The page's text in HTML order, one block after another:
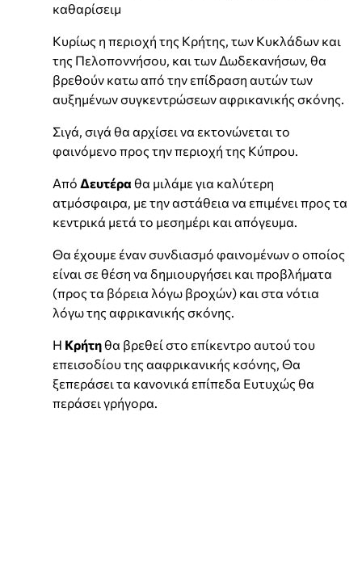
καθαρίσειμ
Κυρίως η περιοχή της Κρήτης, των Κυκλάδων και
της Πελοποννήσου, και των Δωδεκανήσων, θα
βρεθούν κατω από την επίδραση αυτών των
αυξημένων συγκεντρώσεων αφρικανικής σκόνης.
Σιγά, σιγά θα αρχίσει να εκτονώνεται το
φαινόμενο προς την περιοχή της Κύπρου.
Από Δευτέρα θα μιλάμε για καλύτερη
ατμόσφαιρα, με την αστάθεια να επιμένει προς τα
κεντρικά μετά το μεσημέρι και απόγευμα.
Θα έχουμε έναν συνδιασμό φαινομένων ο οποίος
είναι σε θέση να δημιουργήσει και προβλήματα
(προς τα βόρεια λόγω βροχών) και στα νότια
λόγω της αφρικανικής σκόνης.
Η Κρήτηθα βρεθεί στο επίκεντρο αυτού του
επεισοδίου της ααφρικανικής κσόνης, Θα
ξεπεράσει τα κανονικά επίπεδα Ευτυχώς θα
περάσει γρήγορα.